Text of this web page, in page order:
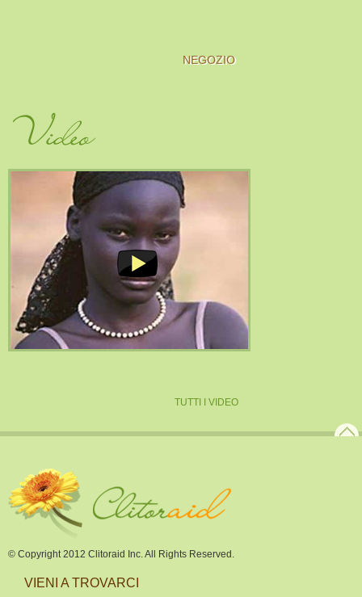
NEGOZIO
Video
TUTTI I VIDEO
© Copyright 2012 Clitoraid Inc. All Rights Reserved.
VIENI A TROVARCI